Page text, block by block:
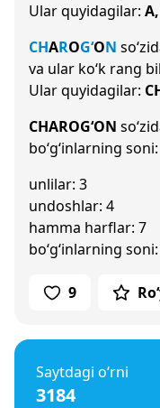
Ular quyidagilar:
CHAROG‘ON
va ular ko‘k rang
Ular quyidagilar:
CHAROG‘ON
bo‘g‘inlarning soni:
unlilar: 3
undoshlar: 4
hamma harflar: 7
bo‘g‘inlarning
9
Saytdagi o‘rni
3184